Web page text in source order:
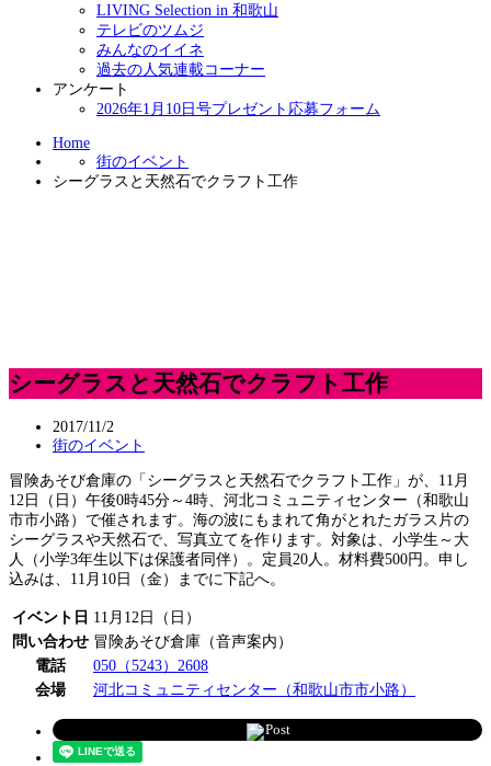
LIVING Selection in 和歌山
テレビのツムジ
みんなのイイネ
過去の人気連載コーナー
アンケート
2026年1月10日号プレゼント応募フォーム
Home
街のイベント
シーグラスと天然石でクラフト工作
シーグラスと天然石でクラフト工作
2017/11/2
街のイベント
冒険あそび倉庫の「シーグラスと天然石でクラフト工作」が、11月
12日（日）午後0時45分～4時、河北コミュニティセンター（和歌山
市市小路）で催されます。海の波にもまれて角がとれたガラス片の
シーグラスや天然石で、写真立てを作ります。対象は、小学生～大
人（小学3年生以下は保護者同伴）。定員20人。材料費500円。申し
込みは、11月10日（金）までに下記へ。
イベント日 11月12日（日）
問い合わせ 冒険あそび倉庫（音声案内）
電話
050（5243）2608
会場
河北コミュニティセンター（和歌山市市小路）
Post